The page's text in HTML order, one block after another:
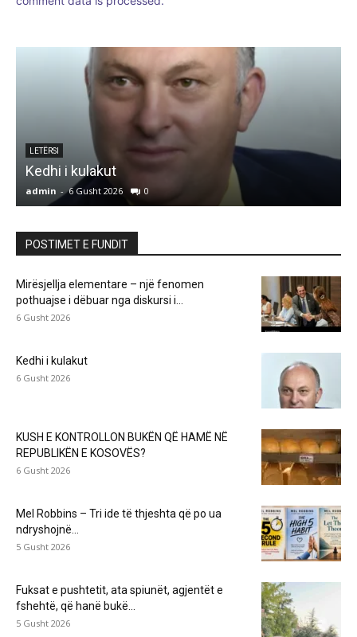
LETËRSI
Kedhi i kulakut
admin - 6 Gusht 2026 0
POSTIMET E FUNDIT
Mirësjellja elementare – një fenomen
pothuajse i dëbuar nga diskursi i...
6 Gusht 2026
Kedhi i kulakut
6 Gusht 2026
KUSH E KONTROLLON BUKËN QË HAMË NË
REPUBLIKËN E KOSOVËS?
6 Gusht 2026
Mel Robbins – Tri ide të thjeshta që po ua
ndryshojnë...
5 Gusht 2026
Fuksat e pushtetit, ata spiunët, agjentët e
fshehtë, që hanë bukë...
5 Gusht 2026